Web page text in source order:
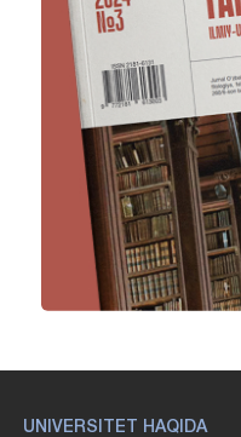
UNIVERSITET HAQIDA